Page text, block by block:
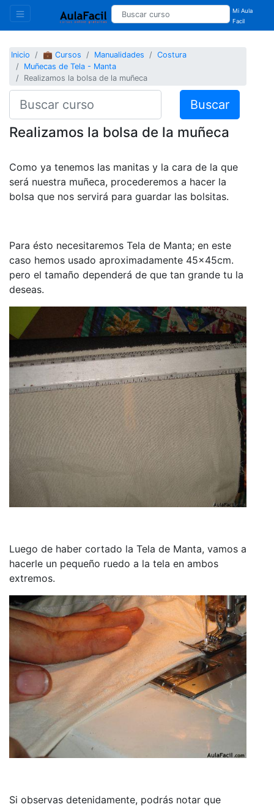
Mi Aula
Facil
Inicio 💼 Cursos Manualidades
Costura
Muñecas de Tela - Manta
Realizamos la bolsa de la muñeca
Buscar
Realizamos la bolsa de la muñeca
Como ya tenemos las manitas y la cara de la que
será nuestra muñeca, procederemos a hacer la
bolsa que nos servirá para guardar las bolsitas.
Para ésto necesitaremos Tela de Manta; en este
caso hemos usado aproximadamente 45x45cm.
pero el tamaño dependerá de que tan grande tu la
deseas.
Luego de haber cortado la Tela de Manta, vamos a
hacerle un pequeño ruedo a la tela en ambos
extremos.
Si observas detenidamente, podrás notar que